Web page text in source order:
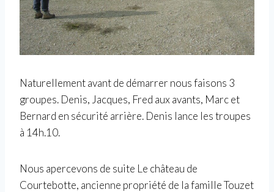
Naturellement avant de démarrer nous faisons 3
groupes. Denis, Jacques, Fred aux avants, Marc et
Bernard en sécurité arrière. Denis lance les troupes
à 14h.10.
Nous apercevons de suite Le château de
Courtebotte, ancienne propriété de la famille Touzet